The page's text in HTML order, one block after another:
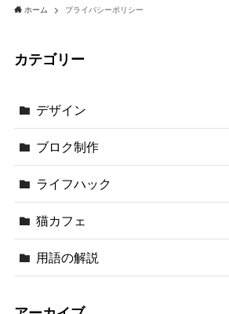
ホーム プライバシーポリシー
カテゴリー
デザイン
ブロク制作
ライフハック
猫カフェ
用語の解説